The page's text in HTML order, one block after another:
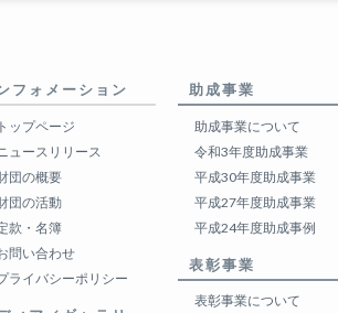
フォメーション
トップページ
ュースリリース
団の概要
団の活動
款・名簿
問い合わせ
ライバシーポリシー
助成事業
助成事業について
令和3年度助成事業
平成30年度助成事業
平成27年度助成事業
平成24年度助成事例
表彰事業
表彰事業について